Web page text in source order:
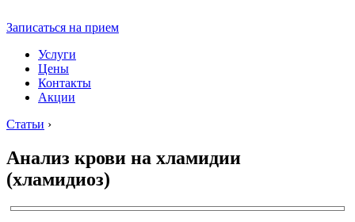
Записаться на прием
Услуги
Цены
Контакты
Акции
Статьи ›
Анализ крови на хламидии
(хламидиоз)